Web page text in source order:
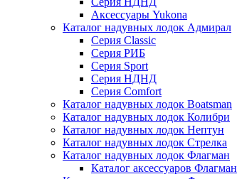
Аксессуары Yukona
Каталог надувных лодок Адмирал
Серия Classic
Серия РИБ
Серия Sport
Серия НДНД
Серия Comfort
Каталог надувных лодок Boatsman
Каталог надувных лодок Колибри
Каталог надувных лодок Нептун
Каталог надувных лодок Стрелка
Каталог надувных лодок Флагман
Каталог аксессуаров Флагман